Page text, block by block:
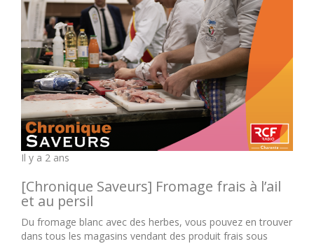
Il y a 2 ans
[Chronique Saveurs] Fromage frais à l’ail
et au persil
Du fromage blanc avec des herbes, vous pouvez en trouver
dans tous les magasins vendant des produit frais sous